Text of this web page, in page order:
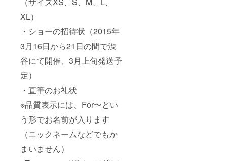
XL）
・ショーの招待状（2015年
3月16日から21日の間で渋
谷にて開催、3月上旬発送予
定）
・直筆のお礼状
※品質表示には、For〜とい
う形でお名前が入ります
（ニックネームなどでもか
まいません）